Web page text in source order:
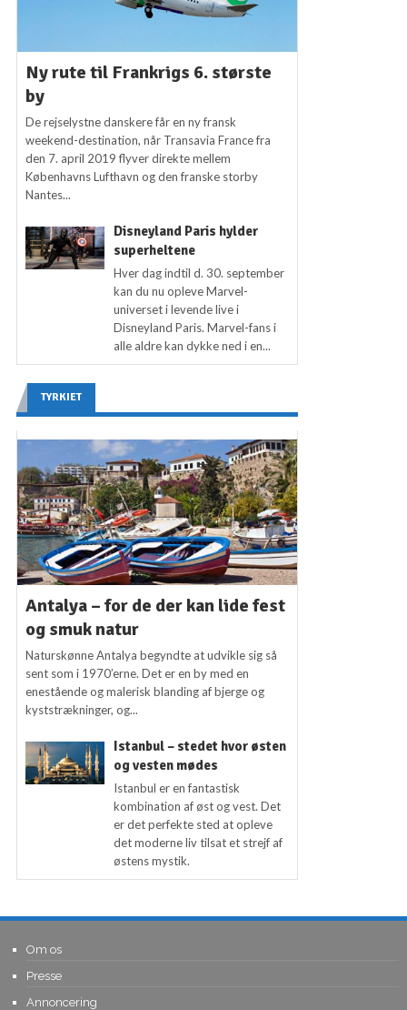
Ny rute til Frankrigs 6. største
by
De rejselystne danskere får en ny fransk
weekend-destination, når Transavia France fra
den 7. april 2019 flyver direkte mellem
Københavns Lufthavn og den franske storby
Nantes...
Disneyland Paris hylder
superheltene
Hver dag indtil d. 30. september
kan du nu opleve Marvel-
universet i levende live i
Disneyland Paris. Marvel-fans i
alle aldre kan dykke ned i en...
TYRKIET
Antalya – for de der kan lide fest
og smuk natur
Naturskønne Antalya begyndte at udvikle sig så
sent som i 1970’erne. Det er en by med en
enestående og malerisk blanding af bjerge og
kyststrækninger, og...
Istanbul – stedet hvor østen
og vesten mødes
Istanbul er en fantastisk
kombination af øst og vest. Det
er det perfekte sted at opleve
det moderne liv tilsat et strejf af
østens mystik.
Om os
Presse
Annoncering